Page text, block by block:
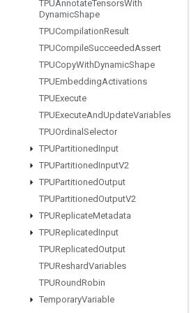
TPUAnnotateTensorsWith
DynamicShape
TPUCompilationResult
TPUCompileSucceededAssert
TPUCopyWithDynamicShape
TPUEmbeddingActivations
TPUExecute
TPUExecuteAndUpdateVariables
TPUOrdinal Selector
TPUPartitionedInput
TPUPartitionedInputV2
TPUPartitionedOutput
TPUPartitionedOutputV2
TPUReplicateMetadata
TPUReplicatedInput
TPUReplicatedOutput
TPUReshardVariables
TPURoundRobin
TemporaryVariable